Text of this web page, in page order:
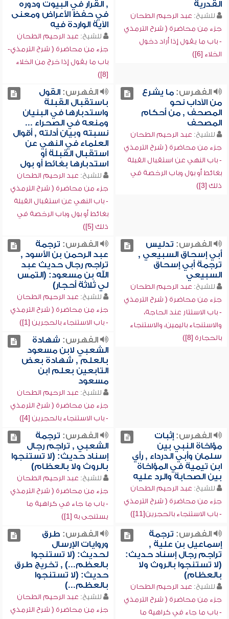
القدرية
للشيخ: عبد الرحيم الطحان
جزء من محاضرة ( شرح الترمذي
- باب ما يقول إذا أراد دخول
الخلاء [6])
, القرار في البيوت ودوره
في حفظ الأعراض ومعنى
الآية الواردة فيه
للشيخ: عبد الرحيم الطحان
جزء من محاضرة ( شرح الترمذي-
باب ما يقول إذا خرج من الخلاء
[8])
الفهرس:ما يشرع
من الآداب نحو
المصحف , من أحكام
المصحف
للشيخ: عبد الرحيم الطحان
جزء من محاضرة ( شرح الترمذي
- باب النهي عن استقبال القبلة
بغائط أو بول وباب الرخصة في
ذلك [3])
الفهرس:القول
باستقبال القبلة
واستدبارها في البنيان
ومنعه في الصحراء ...
نسبته وبيان أدلته , أقوال
العلماء في النهي عن
استقبال القبلة أو
استدبارها بغائط أو بول
للشيخ: عبد الرحيم الطحان
جزء من محاضرة ( شرح الترمذي
- باب النهي عن استقبال القبلة
بغائط أو بول وباب الرخصة في
ذلك [5])
الفهرس: تدليس
أبي إسحاق السبيعي ,
ترجمة أبي إسحاق
السبيعي
للشيخ: عبد الرحيم الطحان
جزء من محاضرة ( شرح الترمذي
- باب الاستتار عند الحاجة،
والاستنجاء باليمين، والاستنجاء
بالحجارة [8])
الفهرس: ترجمة
عبد الرحمن بن الأسود ,
تراجم رجال حديث عبد
الله بن مسعود: (التمس
لي ثلاثة أحجار)
للشيخ: عبد الرحيم الطحان
جزء من محاضرة ( شرح الترمذي
- باب الاستنجاء بالحجرين [1])
الفهرس: شهادة
الشعبي لابن مسعود
بالعلم , شهادة بعض
التابعين بعلم ابن
مسعود
للشيخ: عبد الرحيم الطحان
جزء من محاضرة ( شرح الترمذي
- باب الاستنجاء بالحجرين [4])
الفهرس:إثبات
مؤاخاة النبي بين
سلمان وأبي الدرداء , رأي
ابن تيمية في المؤاخاة
بين الصحابة والرد عليه
للشيخ: عبد الرحيم الطحان
جزء من محاضرة ( شرح الترمذي
- باب الاستنجاء بالحجرين[11])
الفهرس: ترجمة
الشعبي , تراجم رجال
إسناد حديث: (لا تستنجوا
بالروث ولا بالعظام)
للشيخ: عبد الرحيم الطحان
جزء من محاضرة ( شرح الترمذي
- باب ما جاء في كراهية ما
يستنجى به [1])
الفهرس: ترجمة
إسماعيل بن علية ,
تراجم رجال إسناد حديث:
(لا تستنجوا بالروث ولا
بالعظام)
للشيخ: عبد الرحيم الطحان
جزء من محاضرة ( شرح الترمذي
- باب ما جاء في كراهية ما
الفهرس: طرق
وروايات الإرسال
لحديث: (لا تستنجوا
بالعظم...) , تخريج طرق
حديث: (لا تستنجوا
بالعظم...)
للشيخ: عبد الرحيم الطحان
جزء من محاضرة ( شرح الترمذي